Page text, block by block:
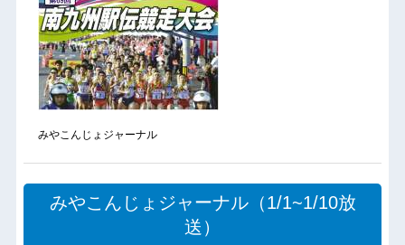
みやこんじょジャーナル
みやこんじょジャーナル（1/1~1/10放
送）